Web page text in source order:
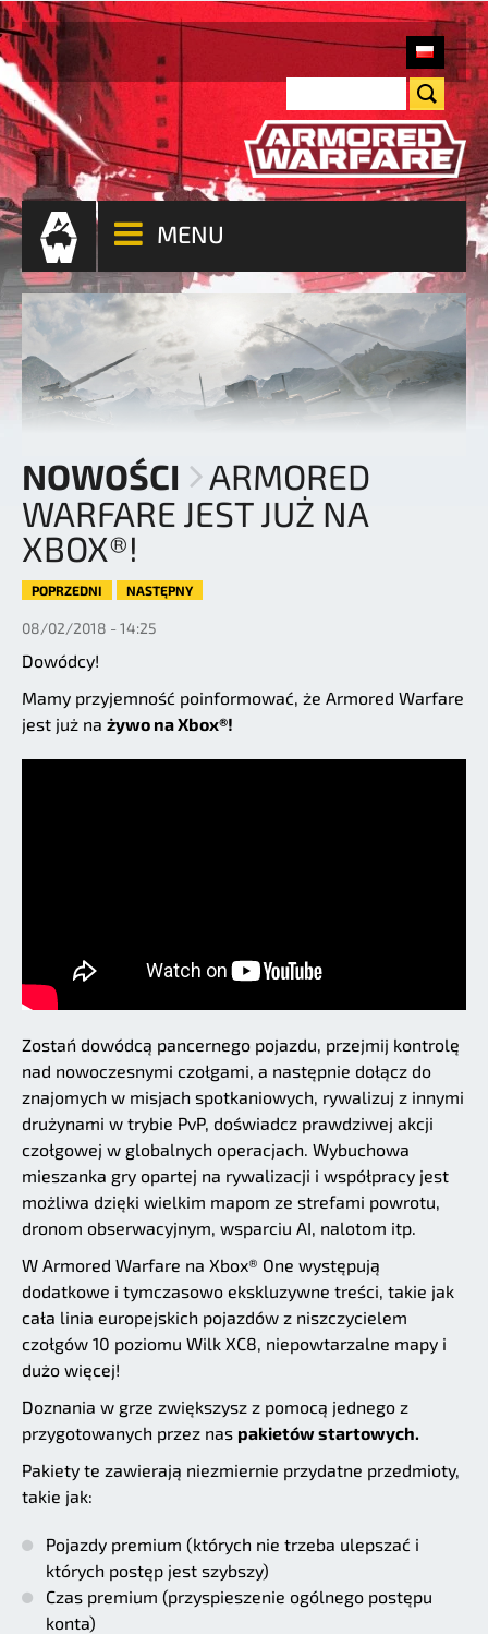
MENU
NOWOŚCI
ARMORED
WARFARE JEST JUŻ NA
XBOX®!
POPRZEDNI NASTĘPNY
08/02/2018 - 14:25
Dowódcy!
Mamy przyjemność poinformować, że Armored Warfare
jest już na żywo na Xbox®!
Zostań dowódcą pancernego pojazdu, przejmij kontrolę
nad nowoczesnymi czołgami, a następnie dołącz do
znajomych w misjach spotkaniowych, rywalizuj z innymi
drużynami w trybie PvP, doświadcz prawdziwej akcji
czołgowej w globalnych operacjach. Wybuchowa
mieszanka gry opartej na rywalizacji i współpracy jest
możliwa dzięki wielkim mapom ze strefami powrotu,
dronom obserwacyjnym, wsparciu AI, nalotom itp.
W Armored Warfare na Xbox® One występują
dodatkowe i tymczasowo ekskluzywne treści, takie jak
cała linia europejskich pojazdów z niszczycielem
czołgów 10 poziomu Wilk XC8, niepowtarzalne mapy i
dużo więcej!
Doznania w grze zwiększysz z pomocą jednego z
przygotowanych przez nas pakietów startowych.
Pakiety te zawierają niezmiernie przydatne przedmioty,
takie jak:
Pojazdy premium (których nie trzeba ulepszać i
których postęp jest szybszy)
Czas premium (przyspieszenie ogólnego postępu
konta)